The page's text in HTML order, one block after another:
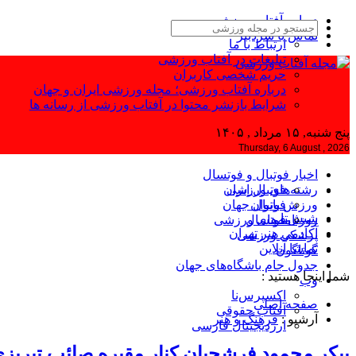
درباره آفتاب ورزشی
تماس با سردبیر
ارتباط با ما
تبلیغات در آفتاب ورزشی
حریم شخصی کاربران
درباره آفتاب ورزشی؛ مجله ورزشی ایران و جهان
شرایط بازنشر محتوا در آفتاب ورزشی از رسانه ها
پنج شنبه, ۱۵ مرداد , ۱۴۰۵
Thursday, 6 August , 2026
اخبار فوتبال و فوتسال
فوتبال ایران
فوتبال جهان
فوتسال
رشته‌های ورزشی
ورزش بانوان
روزنامه‌های ورزشی
پزشکی ورزشی
گوناگون
جدول جام باشگاه‌های جهان
وب
اکسپرس‌نا
آفتاب حقوقی
ارزدیجیتال فارسی
شیش‌تا
آکادمی هنر تهران
تماشا آنلاین
شما اینجا هستید :
صفحه اصلی
آرشیو :فرهنگ و هنر